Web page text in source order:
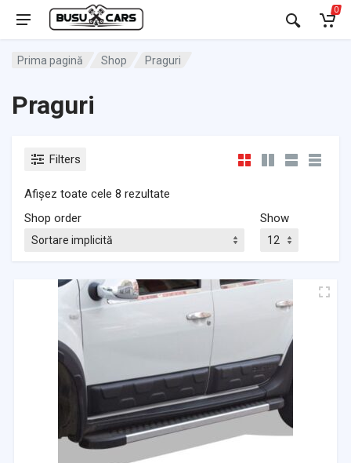
0
Prima pagină Shop Praguri
Praguri
Filters
Afișez toate cele 8 rezultate
Shop order
Show